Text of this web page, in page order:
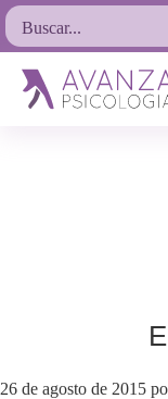
Saltar
a
navegación
Saltar
al
contenido
principal
Saltar
al
pie
Buscar...
26 de agosto de 2015